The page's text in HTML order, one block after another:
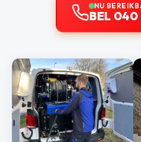
NU
BEL 040